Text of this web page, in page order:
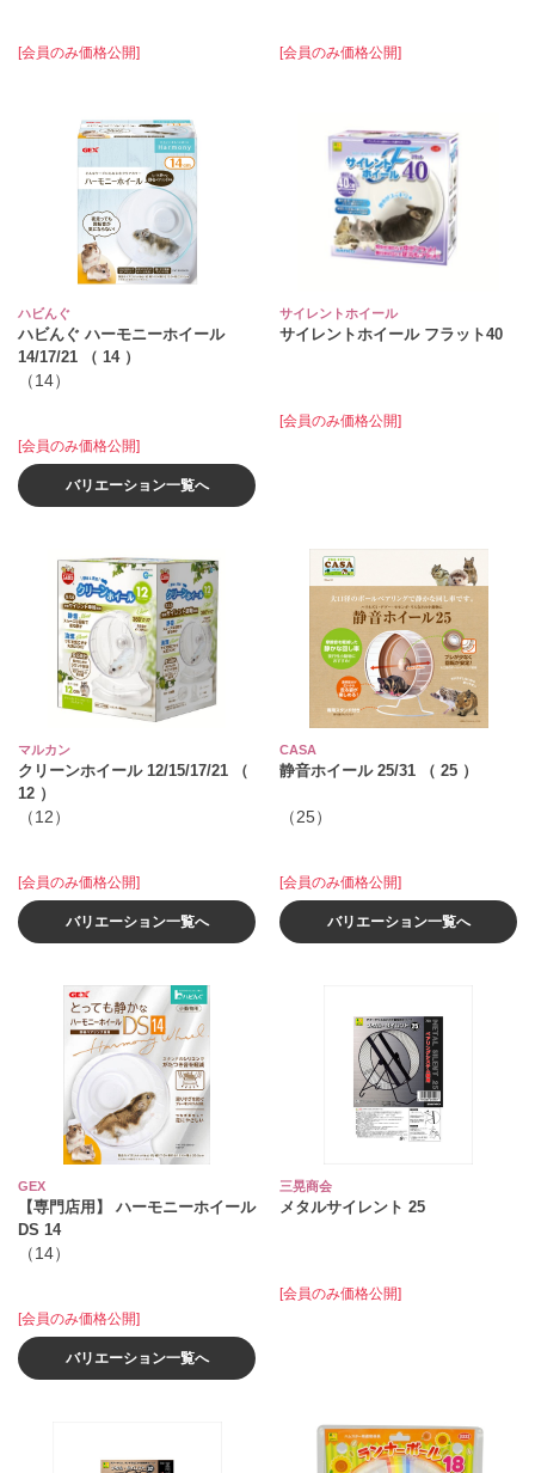
[会員のみ価格公開] [会員のみ価格公開]
ハビんぐ
ハビんぐ ハーモニーホイール
14/17/21 （ 14 ）
（14）
[会員のみ価格公開]
バリエーション一覧へ
サイレントホイール
サイレントホイール フラット40
[会員のみ価格公開]
マルカン
クリーンホイール 12/15/17/21 （
12 ）
（12）
[会員のみ価格公開]
バリエーション一覧へ
CASA
静音ホイール 25/31 （ 25 ）
（25）
[会員のみ価格公開]
バリエーション一覧へ
GEX
【専門店用】 ハーモニーホイール
DS 14
（14）
[会員のみ価格公開]
バリエーション一覧へ
三晃商会
メタルサイレント 25
[会員のみ価格公開]